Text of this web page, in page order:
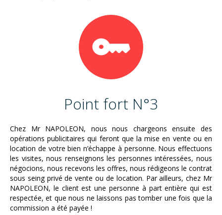
Point fort N°3
Chez Mr NAPOLEON, nous nous chargeons ensuite des
opérations publicitaires qui feront que la mise en vente ou en
location de votre bien n’échappe à personne. Nous effectuons
les visites, nous renseignons les personnes intéressées, nous
négocions, nous recevons les offres, nous rédigeons le contrat
sous seing privé de vente ou de location. Par ailleurs, chez Mr
NAPOLEON, le client est une personne à part entière qui est
respectée, et que nous ne laissons pas tomber une fois que la
commission a été payée !